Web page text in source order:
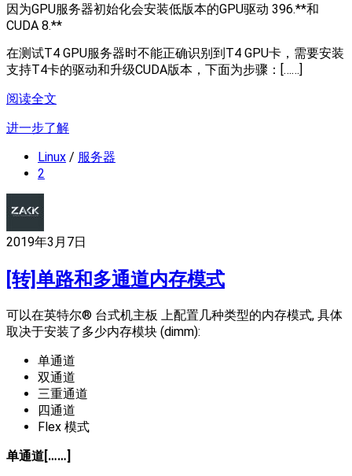
因为GPU服务器初始化会安装低版本的GPU驱动 396.**和
CUDA 8.**
在测试T4 GPU服务器时不能正确识别到T4 GPU卡，需要安装
支持T4卡的驱动和升级CUDA版本，下面为步骤：[……]
阅读全文
进一步了解
Linux / 服务器
2
2019年3月7日
[转]单路和多通道内存模式
可以在英特尔® 台式机主板 上配置几种类型的内存模式, 具体
取决于安装了多少内存模块 (dimm):
单通道
双通道
三重通道
四通道
Flex 模式
单通道[……]